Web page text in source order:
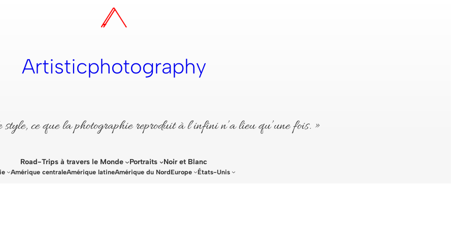
Artisticphotography
ce que la photographie reproduit à l’infini n’a lieu qu’une fois. »
Road-Trips à travers le Monde Portraits Noir et Blanc
Amérique centraleAmérique latineAmérique du NordEurope États-Unis